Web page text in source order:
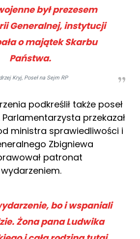
był prezesem
Generalnej, instytucji
o majątek Skarbu
Państwa.
Kryj, Poseł na Sejm RP
podkreślił także poseł
Parlamentarzysta przekazał
ministra sprawiedliwości i
Zbigniewa
patronat
bo i wspaniali
Żona pana Ludwika